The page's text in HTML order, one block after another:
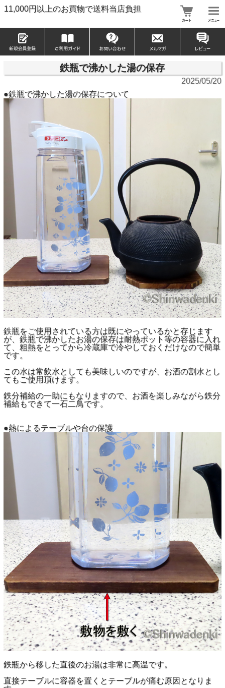
11,000円以上のお買物で送料当店負担
鉄瓶で沸かした湯の保存
2025/05/20
●鉄瓶で沸かした湯の保存について
鉄瓶をご使用されている方は既にやっているかと存じます
が、鉄瓶で沸かしたお湯の保存は耐熱ポット等の容器に入れ
て、粗熱をとってから冷蔵庫で冷やしておくだけなので簡単
です。
この水は常飲水としても美味しいのですが、お酒の割水とし
てもご使用頂けます。
鉄分補給の一助にもなりますので、お酒を楽しみながら鉄分
補給もできて一石二鳥です。
●熱によるテーブルや台の保護
鉄瓶から移した直後のお湯は非常に高温です。
直接テーブルに容器を置くとテーブルが痛む原因となりま